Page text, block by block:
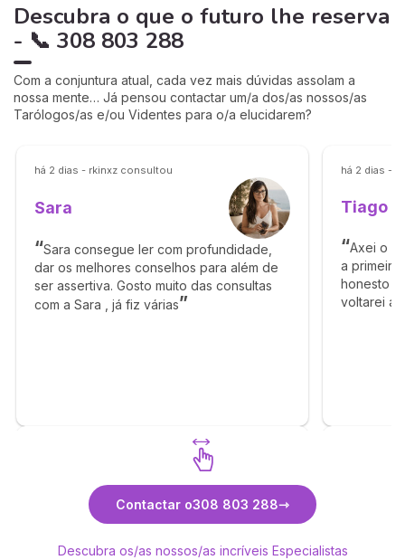
Descubra o que o futuro lhe reserva
- 📞 308 803 288
Com a conjuntura atual, cada vez mais dúvidas assolam a
nossa mente… Já pensou contactar um/a dos/as nossos/as
Tarólogos/as e/ou Videntes para o/a elucidarem?
há 2 dias - rkinxz consultou
Sara
Sara consegue ler com profundidade,
dar os melhores conselhos para além de
ser assertiva. Gosto muito das consultas
com a Sara , já fiz várias
há 2 dias -
Tiago
Axei o
a
honesto e
voltarei
Contactar o308 803 288
Descubra os/as nossos/as incríveis Especialistas